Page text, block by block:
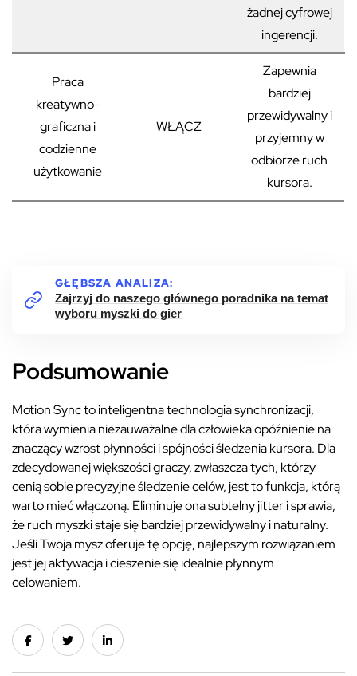
żadnej cyfrowej
ingerencji.
Praca
kreatywno-
graficzna i
codzienne
użytkowanie
WŁĄCZ
Zapewnia
bardziej
przewidywalny i
przyjemny w
odbiorze ruch
kursora.
GŁĘBSZA ANALIZA:
Zajrzyj do naszego głównego poradnika na temat
wyboru myszki do gier
Podsumowanie
Motion Sync to inteligentna technologia synchronizacji,
która wymienia niezauważalne dla człowieka opóźnienie na
znaczący wzrost płynności i spójności śledzenia kursora. Dla
zdecydowanej większości graczy, zwłaszcza tych, którzy
cenią sobie precyzyjne śledzenie celów, jest to funkcja, którą
warto mieć włączoną. Eliminuje ona subtelny jitter i sprawia,
że ruch myszki staje się bardziej przewidywalny i naturalny.
Jeśli Twoja mysz oferuje tę opcję, najlepszym rozwiązaniem
jest jej aktywacja i cieszenie się idealnie płynnym
celowaniem.